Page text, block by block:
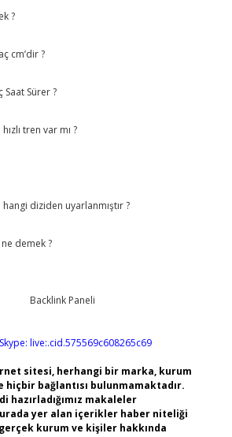
?
cm’dir ?
Sürer ?
tren var mı ?
hangi diziden uyarlanmıştır ?
demek ?
Skype: live:.cid.575569c608265c69
sitesi, herhangi bir marka, kurum
hiçbir bağlantısı bulunmamaktadır.
hazırladığımız makaleler
yer alan içerikler haber niteliği
kurum ve kişiler hakkında